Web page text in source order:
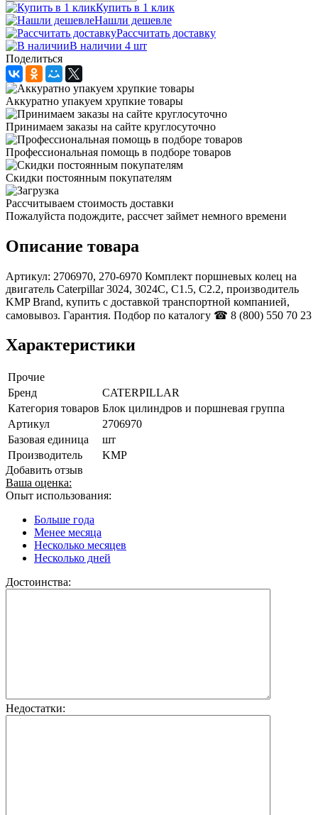
Купить в 1 клик
Нашли дешевле
Рассчитать доставку
В наличии 4 шт
Поделиться
Аккуратно упакуем хрупкие товары
Принимаем заказы на сайте круглосуточно
Профессиональная помощь в подборе товаров
Скидки постоянным покупателям
Рассчитываем стоимость доставки
Пожалуйста подождите, рассчет займет немного времени
Описание товара
Артикул: 2706970, 270-6970 Комплект поршневых колец на
двигатель Caterpillar 3024, 3024C, C1.5, C2.2, производитель
KMP Brand, купить с доставкой транспортной компанией,
самовывоз. Гарантия. Подбор по каталогу ☎ 8 (800) 550 70 23
Характеристики
Прочие
Бренд
CATERPILLAR
Категория товаров Блок цилиндров и поршневая группа
Артикул
2706970
Базовая единица
шт
Производитель
KMP
Добавить отзыв
Ваша оценка:
Опыт использования:
Больше года
Менее месяца
Несколько месяцев
Несколько дней
Достоинства:
Недостатки: